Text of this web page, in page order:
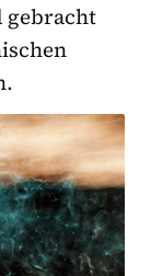
gebracht